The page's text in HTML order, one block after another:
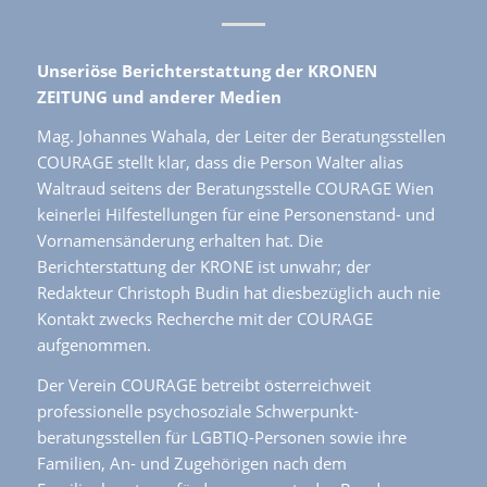
Unseriöse Berichterstattung der KRONEN
ZEITUNG und anderer Medien
Mag. Johannes Wahala, der Leiter der Beratungsstellen
COURAGE stellt klar, dass die Person Walter alias
Waltraud seitens der Beratungsstelle COURAGE Wien
keinerlei Hilfestellungen für eine Personenstand- und
Vornamensänderung erhalten hat. Die
Berichterstattung der KRONE ist unwahr; der
Redakteur Christoph Budin hat diesbezüglich auch nie
Kontakt zwecks Recherche mit der COURAGE
aufgenommen.
Der Verein COURAGE betreibt österreichweit
professionelle psychosoziale Schwerpunkt-
beratungsstellen für LGBTIQ-Personen sowie ihre
Familien, An- und Zugehörigen nach dem